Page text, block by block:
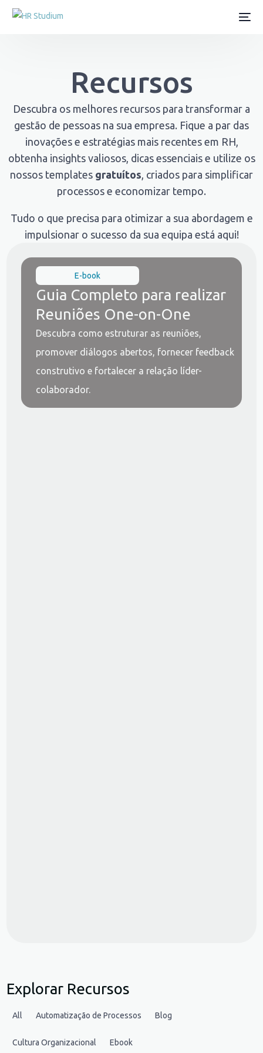
Recursos
Descubra os melhores recursos para transformar a
gestão de pessoas na sua empresa. Fique a par das
inovações e estratégias mais recentes em RH,
obtenha insights valiosos, dicas essenciais e utilize os
nossos templates gratuítos, criados para simplificar
processos e economizar tempo.
Tudo o que precisa para otimizar a sua abordagem e
impulsionar o sucesso da sua equipa está aqui!
E-book
Guia Completo para realizar
Reuniões One-on-One
Descubra como estruturar as reuniões,
promover diálogos abertos, fornecer feedback
construtivo e fortalecer a relação líder-
colaborador.
Explorar Recursos
All Automatização de Processos Blog
Cultura Organizacional Ebook